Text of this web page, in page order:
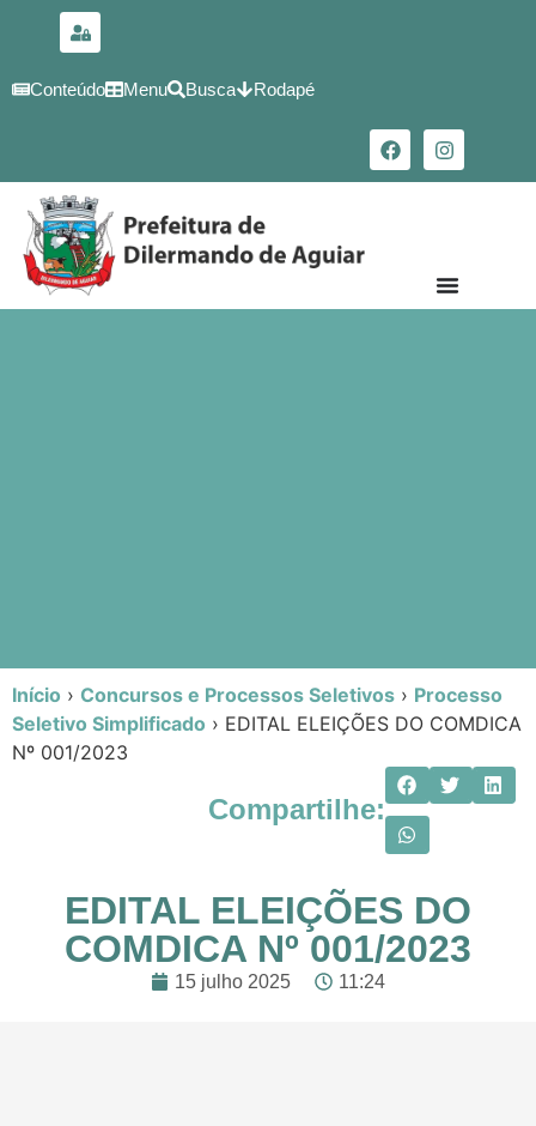
conteúdo
Conteúdo Menu Busca Rodapé
Início › Concursos e Processos Seletivos › Processo
Seletivo Simplificado › EDITAL ELEIÇÕES DO COMDICA
Nº 001/2023
Compartilhe:
EDITAL ELEIÇÕES DO
COMDICA Nº 001/2023
15 julho 2025 11:24